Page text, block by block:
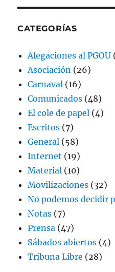
CATEGORÍAS
Alegaciones al PGOU
Asociación (26)
Carnaval (16)
Comunicados (48)
El cole de papel (4)
Escritos (7)
General (58)
Internet (19)
Material (10)
Movilizaciones (32)
No podemos decidir
Notas (7)
Prensa (47)
Sábados abiertos (4)
Tribuna Libre (28)